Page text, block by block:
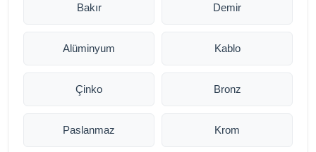
Bakır Demir
Alüminyum Kablo
Çinko Bronz
Paslanmaz Krom